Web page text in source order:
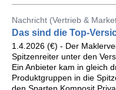
Nachricht (Vertrieb &
Das sind die Top-
1.4.2026 (€) - Der
Spitzenreiter unter den
Ein Anbieter kam in gleich
Produktgruppen in die